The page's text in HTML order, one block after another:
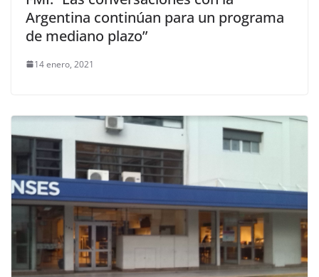
Argentina continúan para un programa
de mediano plazo”
14 enero, 2021